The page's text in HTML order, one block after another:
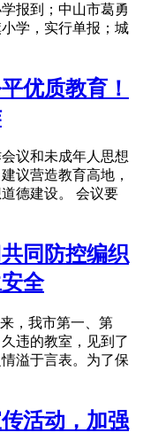
报到；中山市葛勇
学，实行单报；城
优质教育！
议和未成年人思想
议营造教育高地，
德建设。 会议要
同防控编织
全
，我市第一、第
违的教室，见到了
溢于言表。为了保
活动，加强